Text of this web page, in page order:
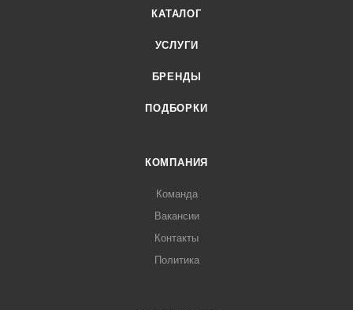
КАТАЛОГ
УСЛУГИ
БРЕНДЫ
ПОДБОРКИ
КОМПАНИЯ
Команда
Вакансии
Контакты
Политика